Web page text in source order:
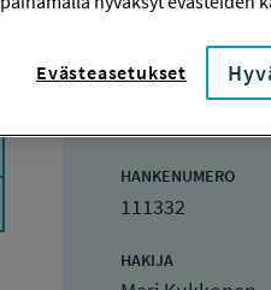
HANKENUMERO
111332
HAKIJA
Evästeasetukset